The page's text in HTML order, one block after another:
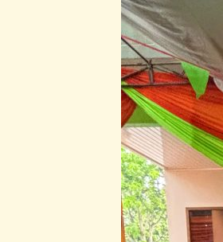
Enterpreneur
Cilik,
Plaza
Keneda
Berubah
Jadi
Pasar
Kreativitas!